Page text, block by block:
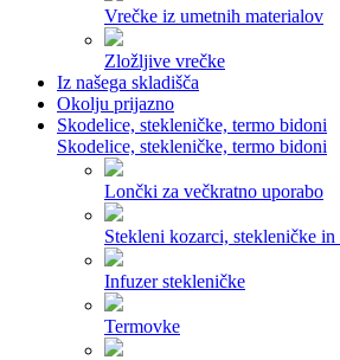
Vrečke iz umetnih materialov
Zložljive vrečke
Iz našega skladišča
Okolju prijazno
Skodelice, stekleničke, termo bidoni
Skodelice, stekleničke, termo bidoni
Lončki za večkratno uporabo
Stekleni kozarci, stekleničke
Infuzer stekleničke
Termovke